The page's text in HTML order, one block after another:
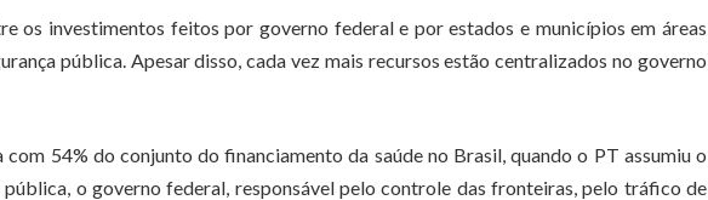
os investimentos feitos por governo federal e por estados e municípios em áreas
pública. Apesar disso, cada vez mais recursos estão centralizados no governo
54% do conjunto do financiamento da saúde no Brasil, quando o PT assumiu o
pública, o governo federal, responsável pelo controle das fronteiras, pelo tráfico de